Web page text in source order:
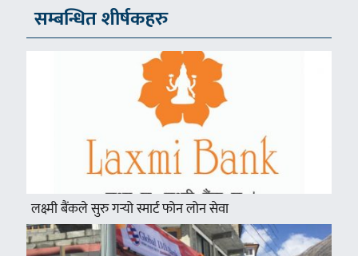
सम्बन्धित शीर्षकहरु
लक्ष्मी बैंकले सुरु गर्‍यो स्मार्ट फोन लोन सेवा